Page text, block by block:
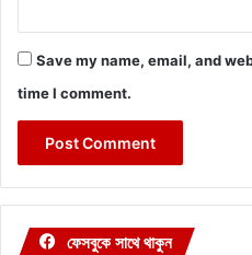
Save my name, email, and
time I comment.
ফেসবুকে সাথে থাকুন